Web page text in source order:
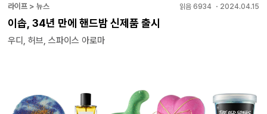
라이프 > 뉴스 읽음 6934 ・ 2024.04.15
이솝, 34년 만에 핸드밤 신제품 출시
우디, 허브, 스파이스 아로마